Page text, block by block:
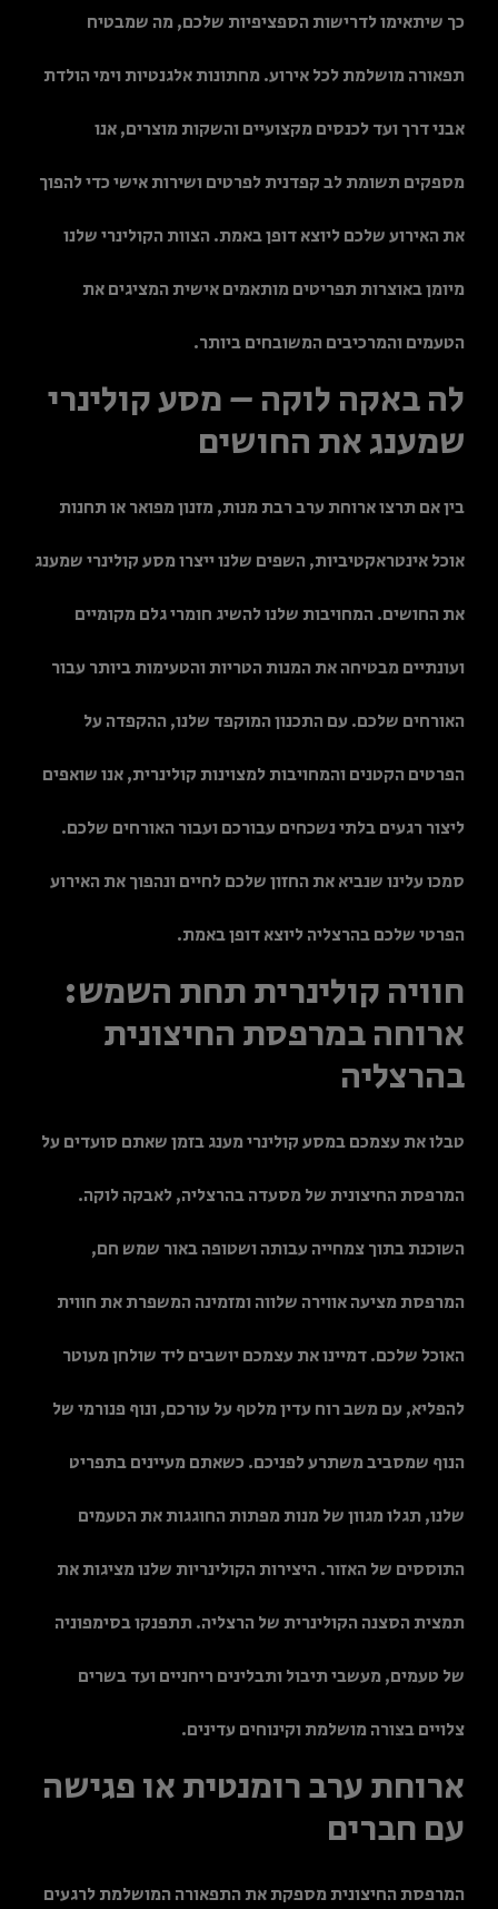
כך שיתאימו לדרישות הספציפיות שלכם, מה שמבטיח
תפאורה מושלמת לכל אירוע. מחתונות אלגנטיות וימי הולדת
אבני דרך ועד לכנסים מקצועיים והשקות מוצרים, אנו
מספקים תשומת לב קפדנית לפרטים ושירות אישי כדי להפוך
את האירוע שלכם ליוצא דופן באמת. הצוות הקולינרי שלנו
מיומן באוצרות תפריטים מותאמים אישית המציגים את
הטעמים והמרכיבים המשובחים ביותר.
לה באקה לוקה – מסע קולינרי
שמענג את החושים
בין אם תרצו ארוחת ערב רבת מנות, מזנון מפואר או תחנות
אוכל אינטראקטיביות, השפים שלנו ייצרו מסע קולינרי שמענג
את החושים. המחויבות שלנו להשיג חומרי גלם מקומיים
ועונתיים מבטיחה את המנות הטריות והטעימות ביותר עבור
האורחים שלכם. עם התכנון המוקפד שלנו, ההקפדה על
הפרטים הקטנים והמחויבות למצוינות קולינרית, אנו שואפים
ליצור רגעים בלתי נשכחים עבורכם ועבור האורחים שלכם.
סמכו עלינו שנביא את החזון שלכם לחיים ונהפוך את האירוע
הפרטי שלכם בהרצליה ליוצא דופן באמת.
חוויה קולינרית תחת השמש:
ארוחה במרפסת החיצונית
בהרצליה
טבלו את עצמכם במסע קולינרי מענג בזמן שאתם סועדים על
המרפסת החיצונית של מסעדה בהרצליה, לאבקה לוקה.
השוכנת בתוך צמחייה עבותה ושטופה באור שמש חם,
המרפסת מציעה אווירה שלווה ומזמינה המשפרת את חווית
האוכל שלכם. דמיינו את עצמכם יושבים ליד שולחן מעוטר
להפליא, עם משב רוח עדין מלטף על עורכם, ונוף פנורמי של
הנוף שמסביב משתרע לפניכם. כשאתם מעיינים בתפריט
שלנו, תגלו מגוון של מנות מפתות החוגגות את הטעמים
התוססים של האזור. היצירות הקולינריות שלנו מציגות את
תמצית הסצנה הקולינרית של הרצליה. תתפנקו בסימפוניה
של טעמים, מעשבי תיבול ותבלינים ריחניים ועד בשרים
צלויים בצורה מושלמת וקינוחים עדינים.
ארוחת ערב רומנטית או פגישה
עם חברים
המרפסת החיצונית מספקת את התפאורה המושלמת לרגעים